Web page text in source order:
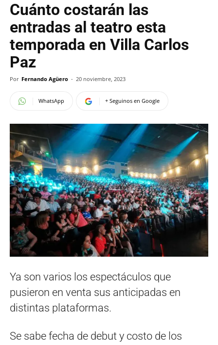
Cuánto costarán las
entradas al teatro esta
temporada en Villa Carlos
Paz
Por Fernando Agüero - 20 noviembre, 2023
WhatsApp + Seguinos en Google
Ya son varios los espectáculos que
pusieron en venta sus anticipadas en
distintas plataformas.
Se sabe fecha de debut y costo de los